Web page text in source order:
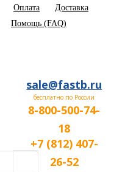
Оплата
Доставка
Помощь (FAQ)
sale@fastb.ru
бесплатно по России
8-800-500-74-
18
+7 (812) 407-
26-52